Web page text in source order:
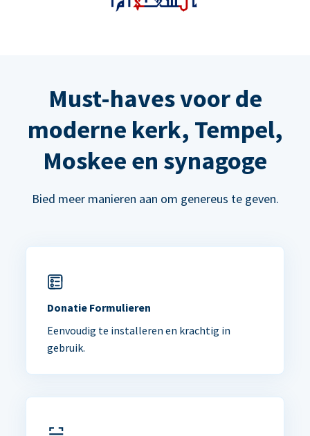
Must-haves voor de
moderne kerk, Tempel,
Moskee en synagoge
Bied meer manieren aan om genereus te geven.
Donatie Formulieren
Eenvoudig te installeren en krachtig in
gebruik.